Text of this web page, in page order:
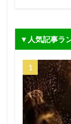
▼人気記事ラ